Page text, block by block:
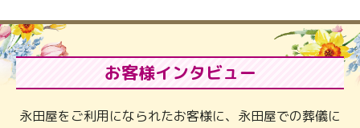
お客様インタビュー
永田屋をご利用になられたお客様に、永田屋での葬儀に